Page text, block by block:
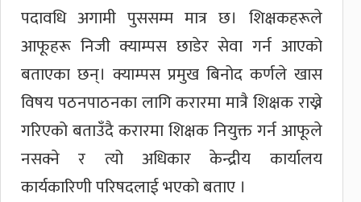
पदावधि अगामी पुससम्म मात्र छ। शिक्षकहरूले
आफूहरू निजी क्याम्पस छाडेर सेवा गर्न आएको
बताएका छन्। क्याम्पस प्रमुख बिनोद कर्णले खास
विषय पठनपाठनका लागि करारमा मात्रै शिक्षक राख्ने
गरिएको बताउँदै करारमा शिक्षक नियुक्त गर्न आफूले
नसक्ने र त्यो अधिकार केन्द्रीय कार्यालय
कार्यकारिणी परिषदलाई भएको बताए ।